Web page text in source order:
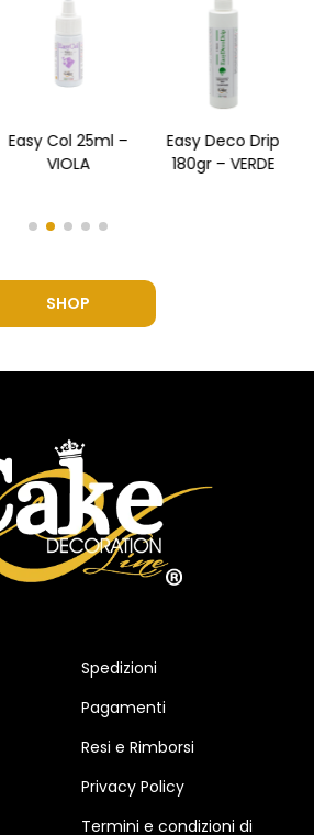
Easy Col 25ml –
VIOLA
Easy Deco Drip
180gr – VERDE
SHOP
Spedizioni
Pagamenti
Resi e Rimborsi
Privacy Policy
Termini e condizioni di